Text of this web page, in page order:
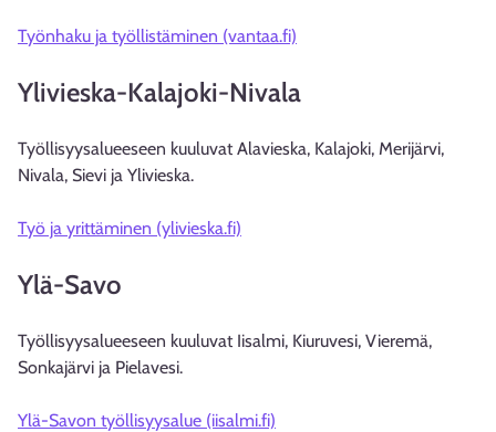
Työnhaku ja työllistäminen (vantaa.fi)
Ylivieska-Kalajoki-Nivala
Työllisyysalueeseen kuuluvat Alavieska, Kalajoki, Merijärvi,
Nivala, Sievi ja Ylivieska.
Työ ja yrittäminen (ylivieska.fi)
Ylä-Savo
Työllisyysalueeseen kuuluvat Iisalmi, Kiuruvesi, Vieremä,
Sonkajärvi ja Pielavesi.
Ylä-Savon työllisyysalue (iisalmi.fi)